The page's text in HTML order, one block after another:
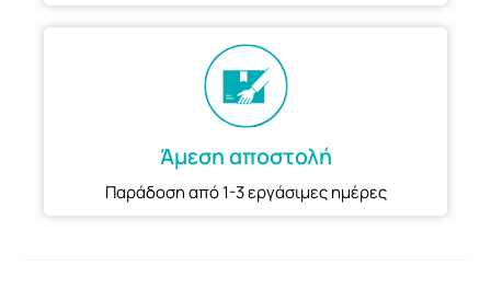
Άμεση αποστολή
Παράδοση από 1-3 εργάσιμες ημέρες